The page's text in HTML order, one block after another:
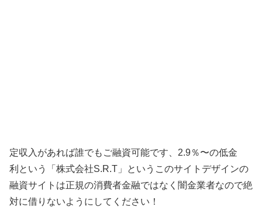
定収入があれば誰でもご融資可能です、2.9％〜の低金
利 という「 株式会社S.R.T 」というこのサイトデザインの
融資サイトは正規の消費者金融ではなく闇金業者なので絶
対に借りないようにしてください！